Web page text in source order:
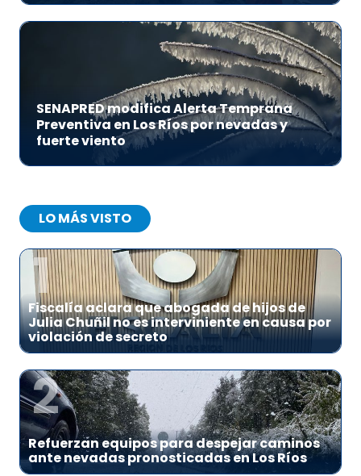
SENAPRED modifica Alerta Temprana
Preventiva en Los Ríos por nevadas y
fuerte viento
LO MÁS VISTO
1
Fiscalía aclara que abogada de hijos de
Julia Chuñil no es interviniente en causa por
violación de secreto
2
Refuerzan equipos para despejar caminos
ante nevadas pronosticadas en Los Ríos